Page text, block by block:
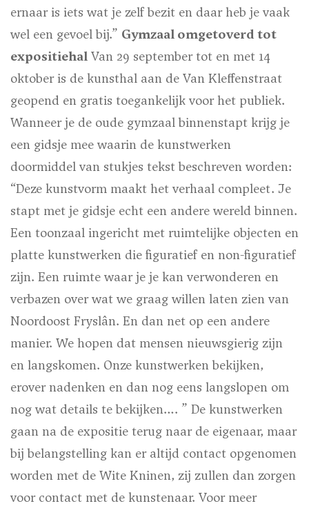
ernaar is iets wat je zelf bezit en daar heb je vaak
wel een gevoel bij.” Gymzaal omgetoverd tot
expositiehal Van 29 september tot en met 14
oktober is de kunsthal aan de Van Kleffenstraat
geopend en gratis toegankelijk voor het publiek.
Wanneer je de oude gymzaal binnenstapt krijg je
een gidsje mee waarin de kunstwerken
doormiddel van stukjes tekst beschreven worden:
“Deze kunstvorm maakt het verhaal compleet. Je
stapt met je gidsje echt een andere wereld binnen.
Een toonzaal ingericht met ruimtelijke objecten en
platte kunstwerken die figuratief en non-figuratief
zijn. Een ruimte waar je je kan verwonderen en
verbazen over wat we graag willen laten zien van
Noordoost Fryslân. En dan net op een andere
manier. We hopen dat mensen nieuwsgierig zijn
en langskomen. Onze kunstwerken bekijken,
erover nadenken en dan nog eens langslopen om
nog wat details te bekijken…. ” De kunstwerken
gaan na de expositie terug naar de eigenaar, maar
bij belangstelling kan er altijd contact opgenomen
worden met de Wite Kninen, zij zullen dan zorgen
voor contact met de kunstenaar. Voor meer